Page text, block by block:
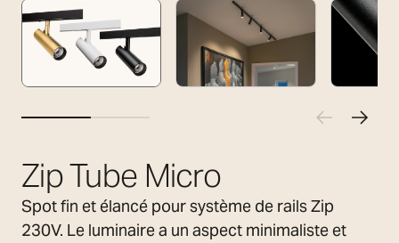
Zip Tube Micro
Spot fin et élancé pour système de rails Zip
230V. Le luminaire a un aspect minimaliste et